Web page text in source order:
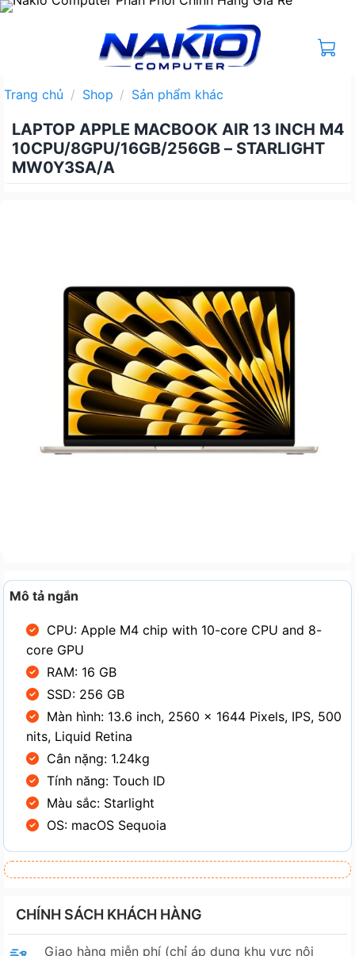
Bỏ
Trang chủ / Shop / Sản phẩm khác
LAPTOP APPLE MACBOOK AIR 13 INCH M4
10CPU/8GPU/16GB/256GB – STARLIGHT
MW0Y3SA/A
Mô tả ngắn
CPU: Apple M4 chip with 10-core CPU and 8-
core GPU
RAM: 16 GB
SSD: 256 GB
Màn hình: 13.6 inch, 2560 x 1644 Pixels, IPS, 500
nits, Liquid Retina
Cân nặng: 1.24kg
Tính năng: Touch ID
Màu sắc: Starlight
OS: macOS Sequoia
CHÍNH SÁCH KHÁCH HÀNG
Giao hàng miễn phí (chỉ áp dụng khu vực nội